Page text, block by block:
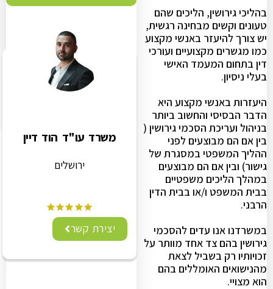
בהליכי גירושין, הליכים שהם
טעונים וקשים מבחינה רגשית,
יש צורך להיעזר באנשי מקצוע
כמו מגשרים מקצועיים ועורכי
דין בתחום המעמד האישי
בעלי ניסיון.
היעזרות באנשי מקצוע היא
הדבר הבסיסי והחשוב ביותר
בניהול ועריכת הסכמי גירושין (
בין אם הם מבוצעים לפני
ההליך המשפטי במסגרת של
גישור) ובין אם הם מבוצעים
במהלך הליכים משפטיים
בבית המשפט ו/או בבית הדין
הרבני.
במשרדנו אנו עדים להסכמי
גירושין בהם צד אחד מוותר על
זכויותיו רק בשביל לצאת
מהנישואים האומללים בהם
הוא מצויי.
משרד עו"ד הוד דיין
ירושלים
יצירת קשר